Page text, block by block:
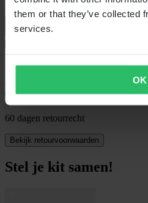
them or that they’ve collected
services.
OK
Bezorging: 5–9 werkdagen
60 dagen retourrecht
Bekijk retourvoorwaarden
Stel je kit samen!